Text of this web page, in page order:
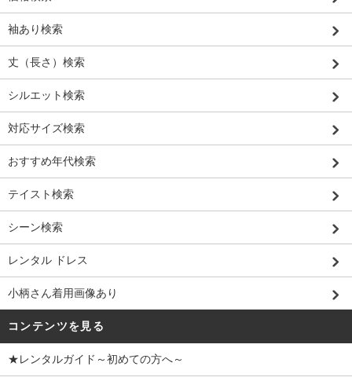
袖あり検索
丈（長さ）検索
シルエット検索
対応サイズ検索
おすすめ年代検索
テイスト検索
シーン検索
レンタル ドレス
小柄さん着用画像あり
コンテンツを見る
★レンタルガイド～初めての方へ～